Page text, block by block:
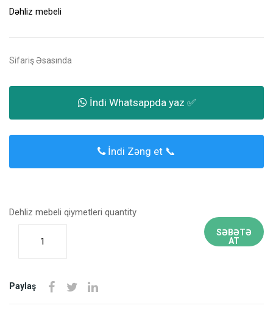
Dəhliz mebeli
Sifariş Əsasında
İndi Whatsappda yaz ✅
İndi Zəng et 📞
Dehliz mebeli qiymetleri quantity
SƏBƏTƏ
AT
Paylaş